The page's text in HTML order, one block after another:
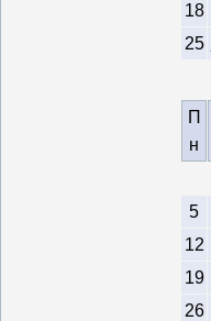
18
25
П
н
5
12
19
26